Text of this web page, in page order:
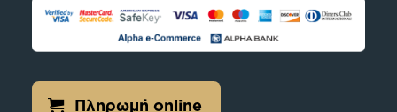
Πληρωμή online